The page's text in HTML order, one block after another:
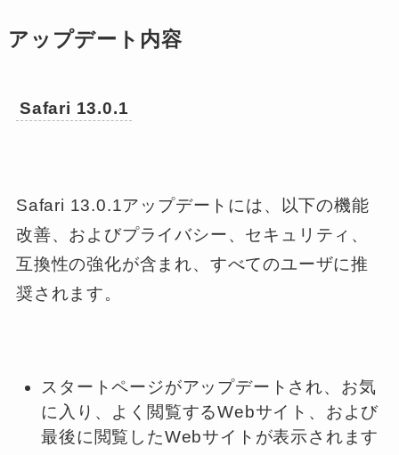
アップデート内容
Safari 13.0.1
Safari 13.0.1アップデートには、以下の機能
改善、およびプライバシー、セキュリティ、
互換性の強化が含まれ、すべてのユーザに推
奨されます。
スタートページがアップデートされ、お気
に入り、よく閲覧するWebサイト、および
最後に閲覧したWebサイトが表示されます